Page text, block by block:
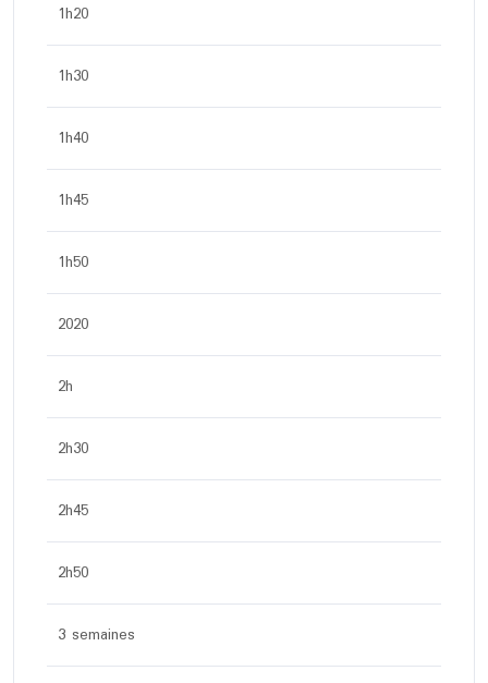
1h20
1h30
1h40
1h45
1h50
2020
2h
2h30
2h45
2h50
3 semaines